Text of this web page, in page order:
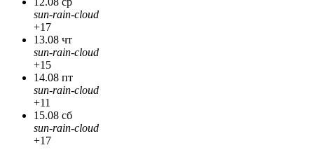
sun-rain-cloud
+17
13.08 чт
sun-rain-cloud
+15
14.08 пт
sun-rain-cloud
+11
15.08 сб
sun-rain-cloud
+17